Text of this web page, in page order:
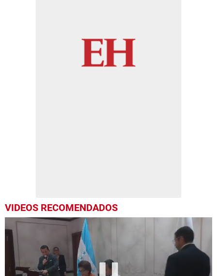
VIDEOS RECOMENDADOS